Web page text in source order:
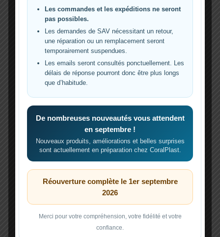
—
l/h
Sélectionnez une pompe dans la liste ou
renseignez le débit maximum et la hauteur
maximum de votre pompe.
HAUTEUR ÉQUIVALENTE
1,95 m
DÉBIT CONSERVÉ
DÉBIT THÉORIQUE RÉGLÉ
— l/h
RENOUVELLEMENT
Les commandes et les expéditions ne seront
pas possibles.
Les demandes de SAV nécessitant un retour,
une réparation ou un remplacement seront
temporairement suspendues.
Les emails seront consultés ponctuellement. Les
délais de réponse pourront donc être plus longs
que d’habitude.
De nombreuses nouveautés vous attendent
en septembre !
Nouveaux produits, améliorations et belles surprises
sont actuellement en préparation chez CoralPlast.
Réouverture complète le 1er septembre
2026
Merci pour votre compréhension, votre fidélité et votre
confiance.